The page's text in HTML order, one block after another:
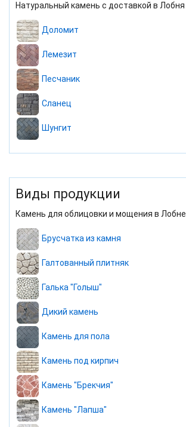
Натуральный камень с доставкой в Лобня
Доломит
Лемезит
Песчаник
Сланец
Шунгит
Виды продукции
Камень для облицовки и мощения в Лобне
Брусчатка из камня
Галтованный плитняк
Галька "Голыш"
Дикий камень
Камень для пола
Камень под кирпич
Камень "Брекчия"
Камень "Лапша"